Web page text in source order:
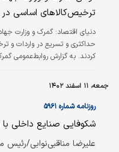
ترخیص‌کالاهای اساسی در ‌ ۱۴۰۳
دنیای اقتصاد:گمرک و وزارت
کردند. به گزارش
رئیس‌کل گمرک ایران در محل
به ترخیص سریع کالاهای اساسی
جمعه، ۱۱ اسفند ۱۴۰۲
روزنامه شماره ۵۹۶۱
شکوفایی صنایع داخلی با
علیرضا مناقبی‌نوابی/رئیس